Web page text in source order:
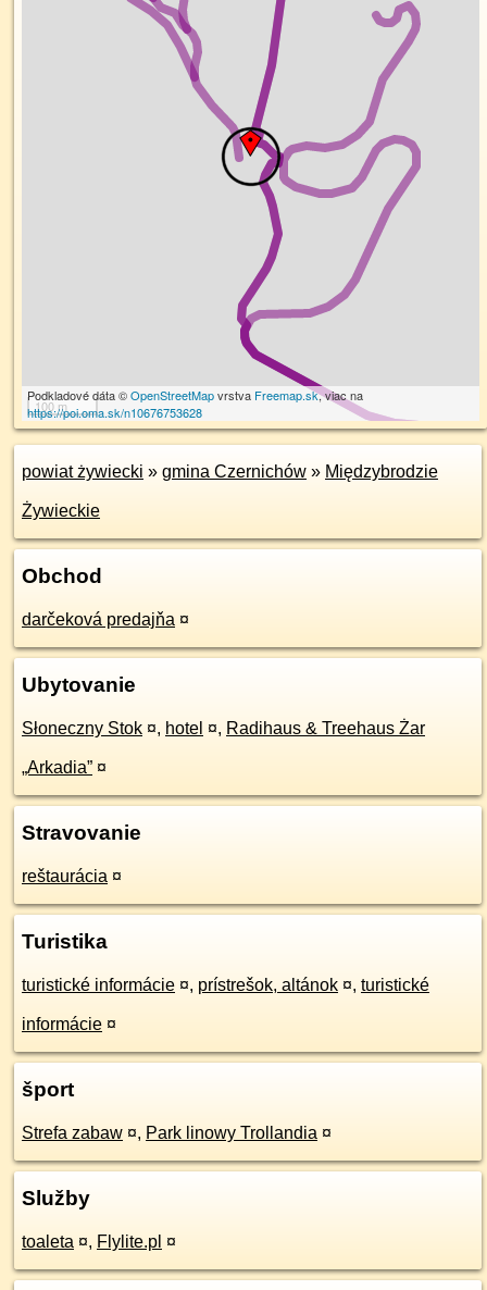
100 m
Podkladové dáta ©OpenStreetMapvrstva Freemap.sk, viac na
https://poi.oma.sk/n10676753628
powiat żywiecki » gmina Czernichów » Międzybrodzie
Żywieckie
Obchod
darčeková predajňa ¤
Ubytovanie
Słoneczny Stok ¤, hotel ¤, Radihaus & Treehaus Żar
„Arkadia” ¤
Stravovanie
reštaurácia ¤
Turistika
turistické informácie ¤, prístrešok, altánok ¤, turistické
informácie ¤
šport
Strefa zabaw ¤, Park linowy Trollandia ¤
Služby
toaleta ¤, Flylite.pl ¤